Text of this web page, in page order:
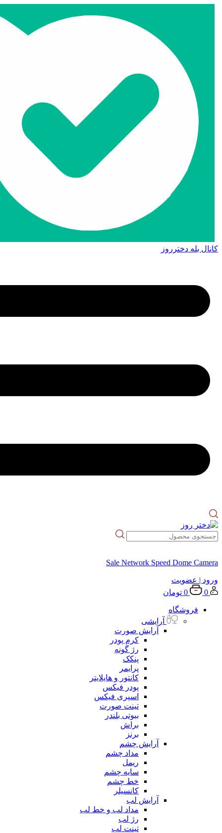
کانال بله دخترروز
Sale Network Speed Dome Camera
ورود | عضویت
0
0 تومان
فروشگاه
آرایشی
آرایش صورت
کرم پودر
رژ گونه
پنکک
پرایمر
کانتور و هایلایتر
پودر فیکس
اسپری فیکس
تینت صورت
بیوتی بلندر
براش
برنز
آرایش چشم
مداد چشم
ریمل
سایه چشم
خط چشم
کانسیلر
آرایش لب
مداد لب و خط لب
رژ لب
تینت لب